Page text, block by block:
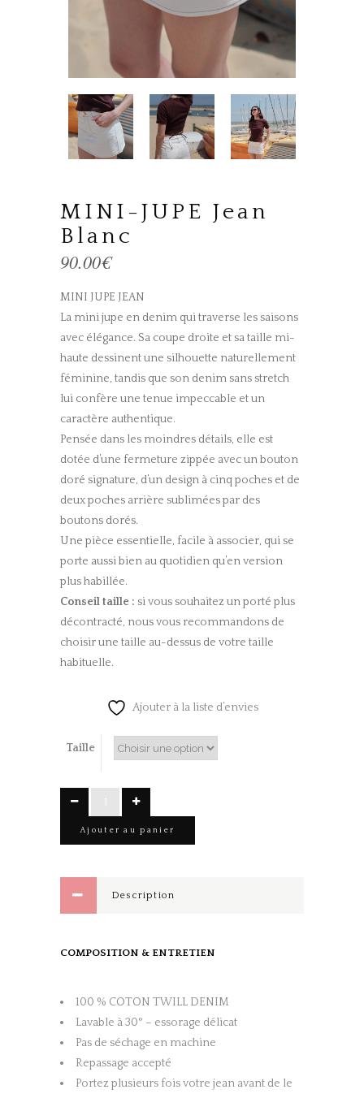
MINI-JUPE Jean
Blanc
90.00€
MINI JUPE JEAN
La mini jupe en denim qui traverse les saisons
avec élégance. Sa coupe droite et sa taille mi-
haute dessinent une silhouette naturellement
féminine, tandis que son denim sans stretch
lui confère une tenue impeccable et un
caractère authentique.
Pensée dans les moindres détails, elle est
dotée d’une fermeture zippée avec un bouton
doré signature, d’un design à cinq poches et de
deux poches arrière sublimées par des
boutons dorés.
Une pièce essentielle, facile à associer, qui se
porte aussi bien au quotidien qu’en version
plus habillée.
Conseil taille : si vous souhaitez un porté plus
décontracté, nous vous recommandons de
choisir une taille au-dessus de votre taille
habituelle.
Ajouter à la liste d’envies
Taille
MINI-
quantity
Ajouter au panier
Description
COMPOSITION & ENTRETIEN
100 % COTON TWILL DENIM
Lavable à 30° – essorage délicat
Pas de séchage en machine
Repassage accepté
Portez plusieurs fois votre jean avant de le